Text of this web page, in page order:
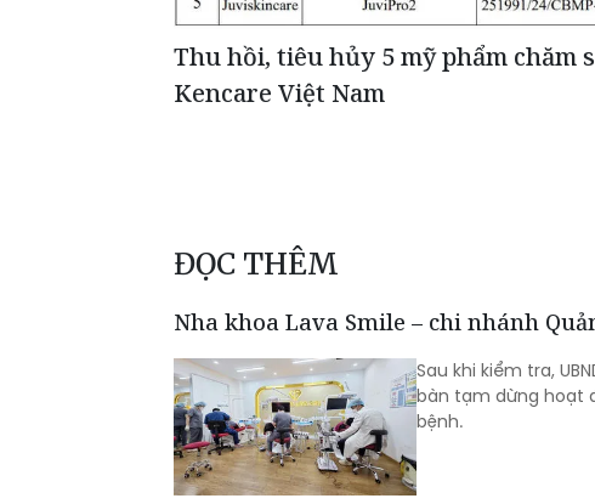
Thu hồi, tiêu hủy 5 mỹ phẩm chăm
Kencare Việt Nam
ĐỌC THÊM
Nha khoa Lava Smile – chi nhánh
Sau khi kiểm tra,
bàn tạm dừng hoạt
bệnh.